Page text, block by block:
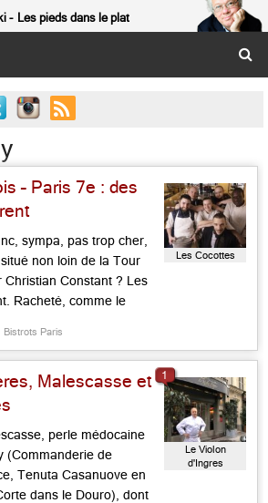
Les pieds dans le plat

– Paris 7e : des
sympa, pas trop cher,
non loin de la Tour
Christian Constant ? Les
Racheté, comme le
chôme guère continue sur
depuis une […]...
Bistrots Paris
Les Cocottes
Malescasse et
perle médocaine
(Commanderie de
Tenuta Casanuove en
dans le Douro), dont
Le Violon
d'Ingres
1